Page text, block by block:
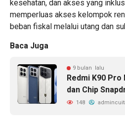
kesehatan, dan akses yang
memperluas akses kelompok
beban fiskal melalui utang dan
Baca Juga
9 bulan lalu
Redmi K90 Pro
dan Chip
148